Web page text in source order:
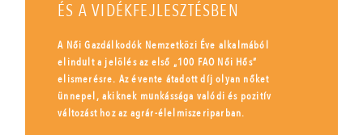
ÉS A VIDÉKFEJLESZTÉSBEN
A Női Gazdálkodók Nemzetközi Éve alkalmából
elindult a jelölés az első „100 FAO Női Hős”
elismerésre. Az évente átadott díj olyan nőket
ünnepel, akiknek munkássága valódi és pozitív
változást hoz az agrár-élelmiszeriparban.